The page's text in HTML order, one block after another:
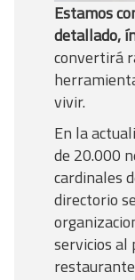
Estamos
detallado,
convertirá
vivir.
En la
de 20.000
cardinales
directorio
servicios al